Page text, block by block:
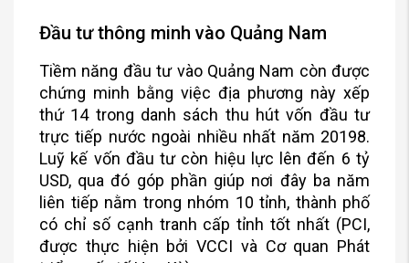
Đầu tư thông minh vào Quảng Nam
Tiềm năng đầu tư vào Quảng Nam còn được
chứng minh bằng việc địa phương này xếp
thứ 14 trong danh sách thu hút vốn đầu tư
trực tiếp nước ngoài nhiều nhất năm 20198.
Luỹ kế vốn đầu tư còn hiệu lực lên đến 6 tỷ
USD, qua đó góp phần giúp nơi đây ba năm
liên tiếp nằm trong nhóm 10 tỉnh, thành phố
có chỉ số cạnh tranh cấp tỉnh tốt nhất (PCI,
được thực hiện bởi VCCI và Cơ quan Phát